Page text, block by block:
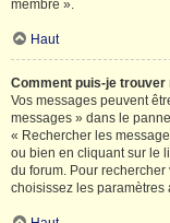
membre ».
Haut
Comment puis-je
Vos messages peuvent
messages » dans le
« Rechercher les
ou bien en cliquant sur le
du forum. Pour
choisissez les paramètres